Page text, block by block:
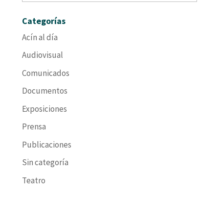
Categorías
Acín al día
Audiovisual
Comunicados
Documentos
Exposiciones
Prensa
Publicaciones
Sin categoría
Teatro